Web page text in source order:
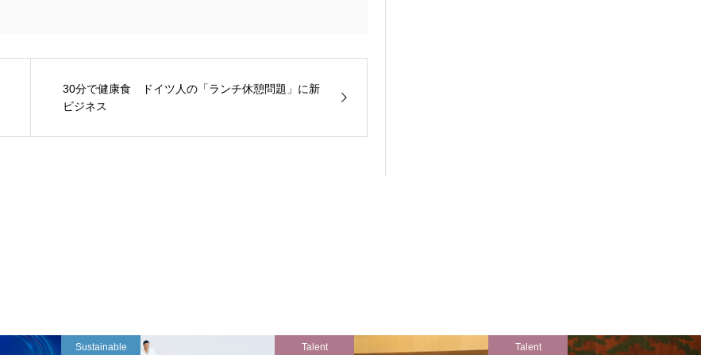
30分で健康食 ドイツ人の「ランチ休憩問題」に新
ビジネス
Sustainable Talent Talent